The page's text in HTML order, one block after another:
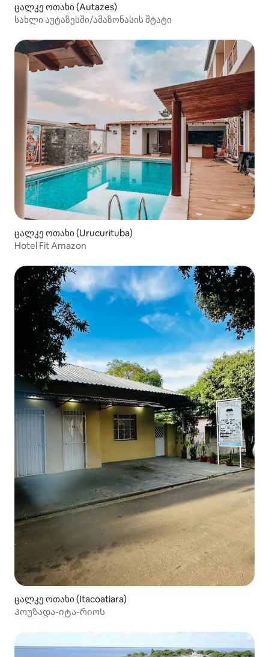
ცალკე ოთახი (Autazes)
სახლი აუტაზესში/ამაზონასის შტატი
ცალკე ოთახი (Urucurituba)
Hotel Fit Amazon
ცალკე ოთახი (Itacoatiara)
Პოუზადა-იტა-რიოს